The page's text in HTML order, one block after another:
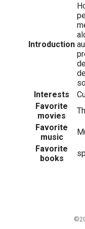
Introduction
Interests
Favorite
movies
Favorite
music
Favorite
books